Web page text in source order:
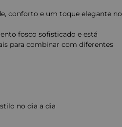
conforto e um toque elegante no
fosco sofisticado e está
para combinar com diferentes
no dia a dia